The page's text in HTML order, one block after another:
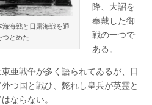
海戦と日露海戦を通
つとめた
降、大詔を
奉戴した御
戦の一つで
ある。
亜戦争が多く語られてゐるが、日
つ国と戦ひ、斃れし皇兵が英霊と
ならない。